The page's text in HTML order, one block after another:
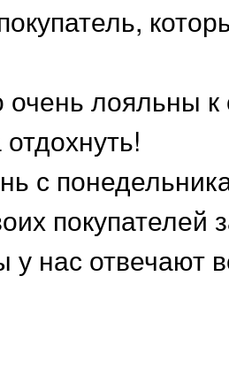
лояльны к
с
покупателей
нас отвечают